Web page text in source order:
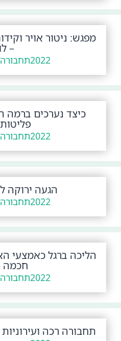
מפגש: ניטור אויר
–
2022
כיצד נערכים
2022
הגעה ירוקה
2022
הליכה ברגל כאמצעי
חכמה
2022
תחבורה רכה ועירוניות